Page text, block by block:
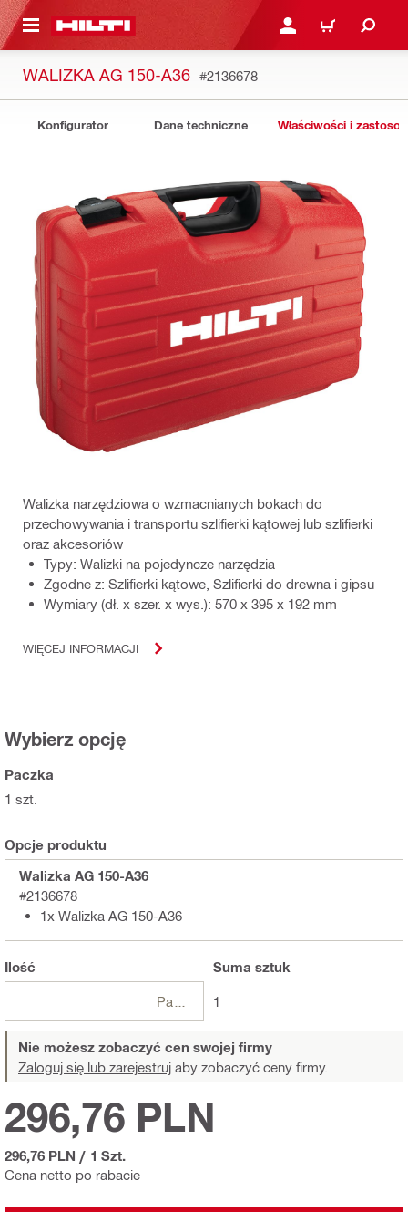
GŁÓWNEJ ZALOGUJ SIĘ LUB
KOSZYK
WALIZKA AG 150-A36 #2136678
Konfigurator Dane techniczne Właściwości i
Walizka narzędziowa o wzmacnianych bokach do
przechowywania i transportu szlifierki kątowej lub szlifierki
oraz akcesoriów
Typy: Walizki na pojedyncze narzędzia
Zgodne z: Szlifierki kątowe, Szlifierki do drewna i gipsu
Wymiary (dł. x szer. x wys.): 570 x 395 x 192 mm
WIĘCEJ INFORMACJI
Wybierz opcję
Paczka
1 szt.
Opcje produktu
Walizka AG 150-A36
#2136678
1x Walizka AG 150-A36
Ilość Suma sztuk
1
Nie możesz zobaczyć cen swojej firmy
Zaloguj się lub zarejestruj aby zobaczyć ceny firmy.
Cena netto po rabacie
296,76 PLN
296,76 PLN / 1 Szt.